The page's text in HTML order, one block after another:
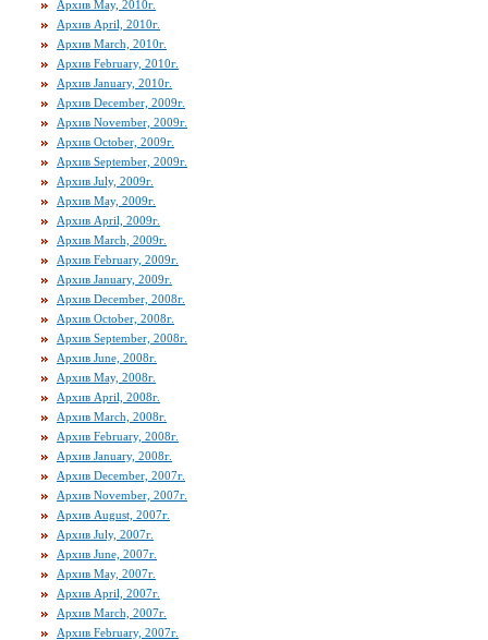
Архив May, 2010г.
Архив April, 2010г.
Архив March, 2010г.
Архив February, 2010г.
Архив January, 2010г.
Архив December, 2009г.
Архив November, 2009г.
Архив October, 2009г.
Архив September, 2009г.
Архив July, 2009г.
Архив May, 2009г.
Архив April, 2009г.
Архив March, 2009г.
Архив February, 2009г.
Архив January, 2009г.
Архив December, 2008г.
Архив October, 2008г.
Архив September, 2008г.
Архив June, 2008г.
Архив May, 2008г.
Архив April, 2008г.
Архив March, 2008г.
Архив February, 2008г.
Архив January, 2008г.
Архив December, 2007г.
Архив November, 2007г.
Архив August, 2007г.
Архив July, 2007г.
Архив June, 2007г.
Архив May, 2007г.
Архив April, 2007г.
Архив March, 2007г.
Архив February, 2007г.